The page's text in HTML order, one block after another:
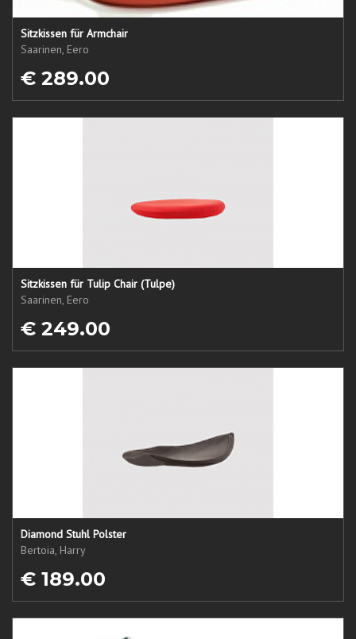
Sitzkissen für Armchair
Saarinen, Eero
€ 289.00
Sitzkissen für Tulip Chair (Tulpe)
Saarinen, Eero
€ 249.00
Diamond Stuhl Polster
Bertoia, Harry
€ 189.00